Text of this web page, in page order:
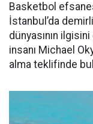
Basketbol
İstanbul’da
dünyasının
insanı Michael
alma teklifinde